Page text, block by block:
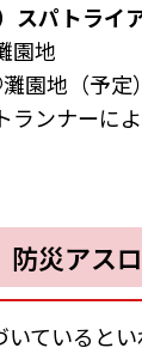
スパトライ
園地
園地（予定）
ンナーによ
災アス
ていると